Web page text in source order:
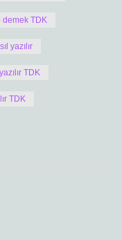
demek TDK
yazılır
TDK
TDK